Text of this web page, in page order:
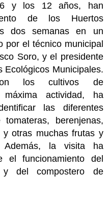
6 y los 12 años, han
de los Huertos
dos semanas en un
por el técnico municipal
Soro, y el presidente
Ecológicos Municipales.
los cultivos de
actividad, ha
las diferentes
berenjenas,
y otras muchas frutas y
Además, la visita ha
el funcionamiento del
y del compostero de